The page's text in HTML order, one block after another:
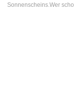
Sonnenscheins.Wer